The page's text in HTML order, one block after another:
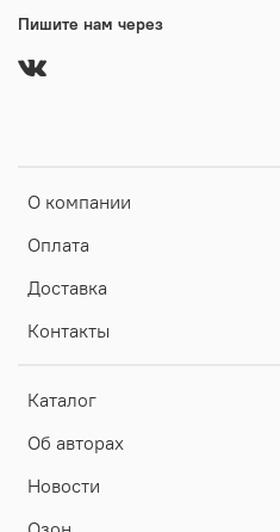
О компании
Оплата
Доставка
Контакты
Каталог
Об авторах
Новости
Пишите нам через